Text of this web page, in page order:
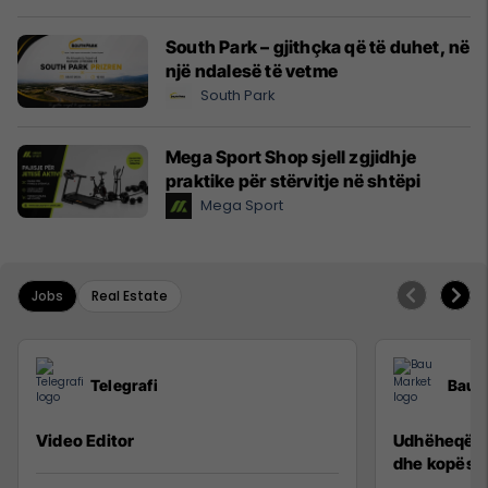
South Park – gjithçka që të duhet, në
një ndalesë të vetme
South Park
Mega Sport Shop sjell zgjidhje
praktike për stërvitje në shtëpi
Mega Sport
Jobs Real Estate
Telegrafi
Video Editor
Bau
dhe